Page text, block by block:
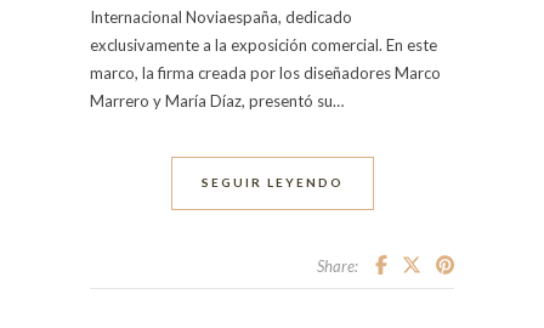
Internacional Noviaespaña, dedicado
exclusivamente a la exposición comercial. En este
marco, la firma creada por los diseñadores Marco
Marrero y María Díaz, presentó su…
SEGUIR LEYENDO
Share: